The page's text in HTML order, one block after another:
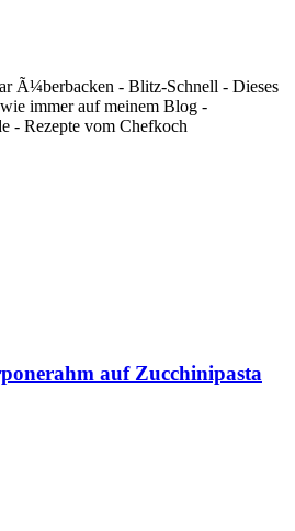
Ã¼berbacken - Blitz-Schnell - Dieses
immer auf meinem Blog -
- Rezepte vom Chefkoch
auf Zucchinipasta